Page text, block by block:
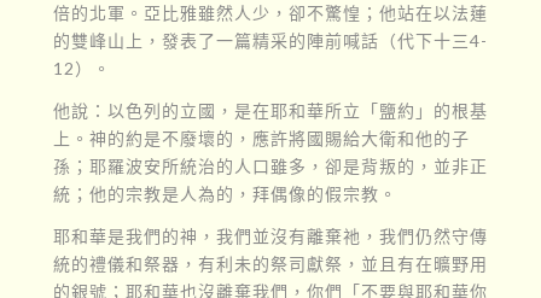
倍的北軍。亞比雅雖然人少，卻不驚惶；他站在以法蓮
的雙峰山上，發表了一篇精采的陣前喊話（代下十三4-
12）。
他說：以色列的立國，是在耶和華所立「鹽約」的根基
上。神的約是不廢壞的，應許將國賜給大衛和他的子
孫；耶羅波安所統治的人口雖多，卻是背叛的，並非正
統；他的宗教是人為的，拜偶像的假宗教。
耶和華是我們的神，我們並沒有離棄祂，我們仍然守傳
統的禮儀和祭器，有利未的祭司獻祭，並且有在曠野用
的銀號；耶和華也沒離棄我們，你們「不要與耶和華你